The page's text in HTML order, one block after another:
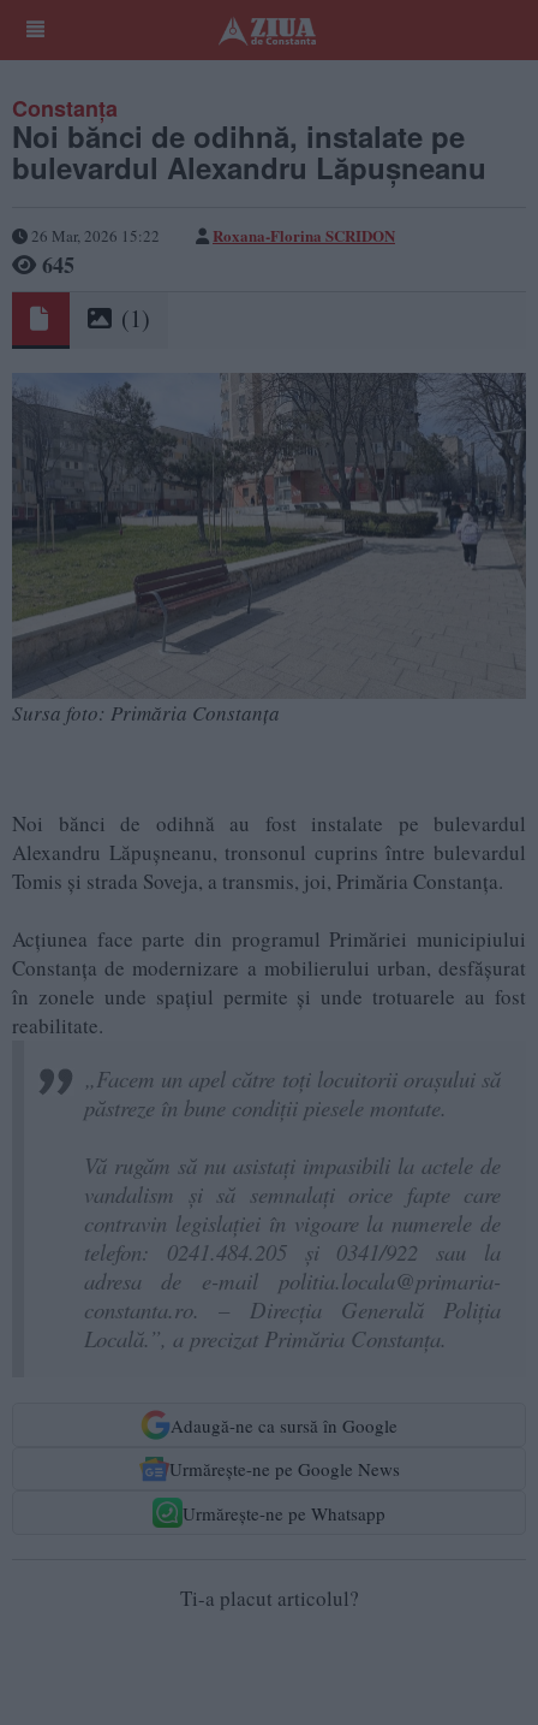
Constanța
Noi bănci de odihnă, instalate pe
bulevardul Alexandru Lăpușneanu
26 Mar, 2026 15:22 Roxana-Florina SCRIDON
645
(1)
Sursa foto: Primăria Constanța
Noi bănci de odihnă au fost instalate pe bulevardul
Alexandru Lăpușneanu, tronsonul cuprins între bulevardul
Tomis și strada Soveja, a transmis, joi, Primăria Constanța.
Acțiunea face parte din programul Primăriei municipiului
Constanța de modernizare a mobilierului urban, desfășurat
în zonele unde spațiul permite și unde trotuarele au fost
reabilitate.
„Facem un apel către toți locuitorii orașului să
păstreze în bune condiții piesele montate.
Vă rugăm să nu asistați impasibili la actele de
vandalism și să semnalați orice fapte care
contravin legislației în vigoare la numerele de
telefon: 0241.484.205 și 0341/922 sau la
adresa de e-mail politia.locala@primaria-
constanta.ro. – Direcția Generală Poliția
Locală.”, a precizat Primăria Constanța.
Adaugă-ne ca sursă în Google
Urmărește-ne pe Google News
Urmărește-ne pe Whatsapp
Ti-a placut articolul?